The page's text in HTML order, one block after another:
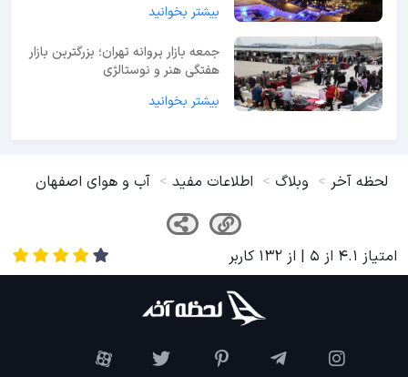
بیشتر بخوانید
جمعه بازار پروانه تهران؛ بزرگترین بازار
هفتگی هنر و نوستالژی
بیشتر بخوانید
لحظه آخر وبلاگ اطلاعات مفید آب و هوای اصفهان
امتیاز 4.1 از 5 | از 132 کاربر